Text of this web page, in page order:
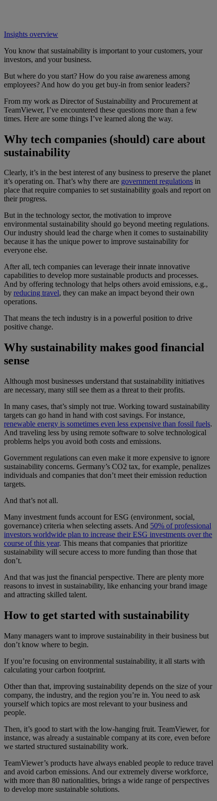
Insights overview
You know that sustainability is important to your customers, your
investors, and your business.
But where do you start? How do you raise awareness among
employees? And how do you get buy-in from senior leaders?
From my work as Director of Sustainability and Procurement at
TeamViewer, I’ve encountered these questions more than a few
times. Here are some things I’ve learned along the way.
Why tech companies (should) care about
sustainability
Clearly, it’s in the best interest of any business to preserve the planet
it’s operating on. That’s why there are government regulations in
place that require companies to set sustainability goals and report on
their progress.
But in the technology sector, the motivation to improve
environmental sustainability should go beyond meeting regulations.
Our industry should lead the charge when it comes to sustainability
because it has the unique power to improve sustainability for
everyone else.
After all, tech companies can leverage their innate innovative
capabilities to develop more sustainable products and processes.
And by offering technology that helps others avoid emissions, e.g.,
by reducing travel, they can make an impact beyond their own
operations.
That means the tech industry is in a powerful position to drive
positive change.
Why sustainability makes good financial
sense
Although most businesses understand that sustainability initiatives
are necessary, many still see them as a threat to their profits.
In many cases, that’s simply not true. Working toward sustainability
targets can go hand in hand with cost savings. For instance,
renewable energy is sometimes even less expensive than fossil fuels.
And traveling less by using remote software to solve technological
problems helps you avoid both costs and emissions.
Government regulations can even make it more expensive to ignore
sustainability concerns. Germany’s CO2 tax, for example, penalizes
individuals and companies that don’t meet their emission reduction
targets.
And that’s not all.
Many investment funds account for ESG (environment, social,
governance) criteria when selecting assets. And 50% of professional
investors worldwide plan to increase their ESG investments over the
course of this year. This means that companies that prioritize
sustainability will secure access to more funding than those that
don’t.
And that was just the financial perspective. There are plenty more
reasons to invest in sustainability, like enhancing your brand image
and attracting skilled talent.
How to get started with sustainability
Many managers want to improve sustainability in their business but
don’t know where to begin.
If you’re focusing on environmental sustainability, it all starts with
calculating your carbon footprint.
Other than that, improving sustainability depends on the size of your
company, the industry, and the region you’re in. You need to ask
yourself which topics are most relevant to your business and
people.
Then, it’s good to start with the low-hanging fruit. TeamViewer, for
instance, was already a sustainable company at its core, even before
we started structured sustainability work.
TeamViewer’s products have always enabled people to reduce travel
and avoid carbon emissions. And our extremely diverse workforce,
with more than 80 nationalities, brings a wide range of perspectives
to develop more sustainable solutions.